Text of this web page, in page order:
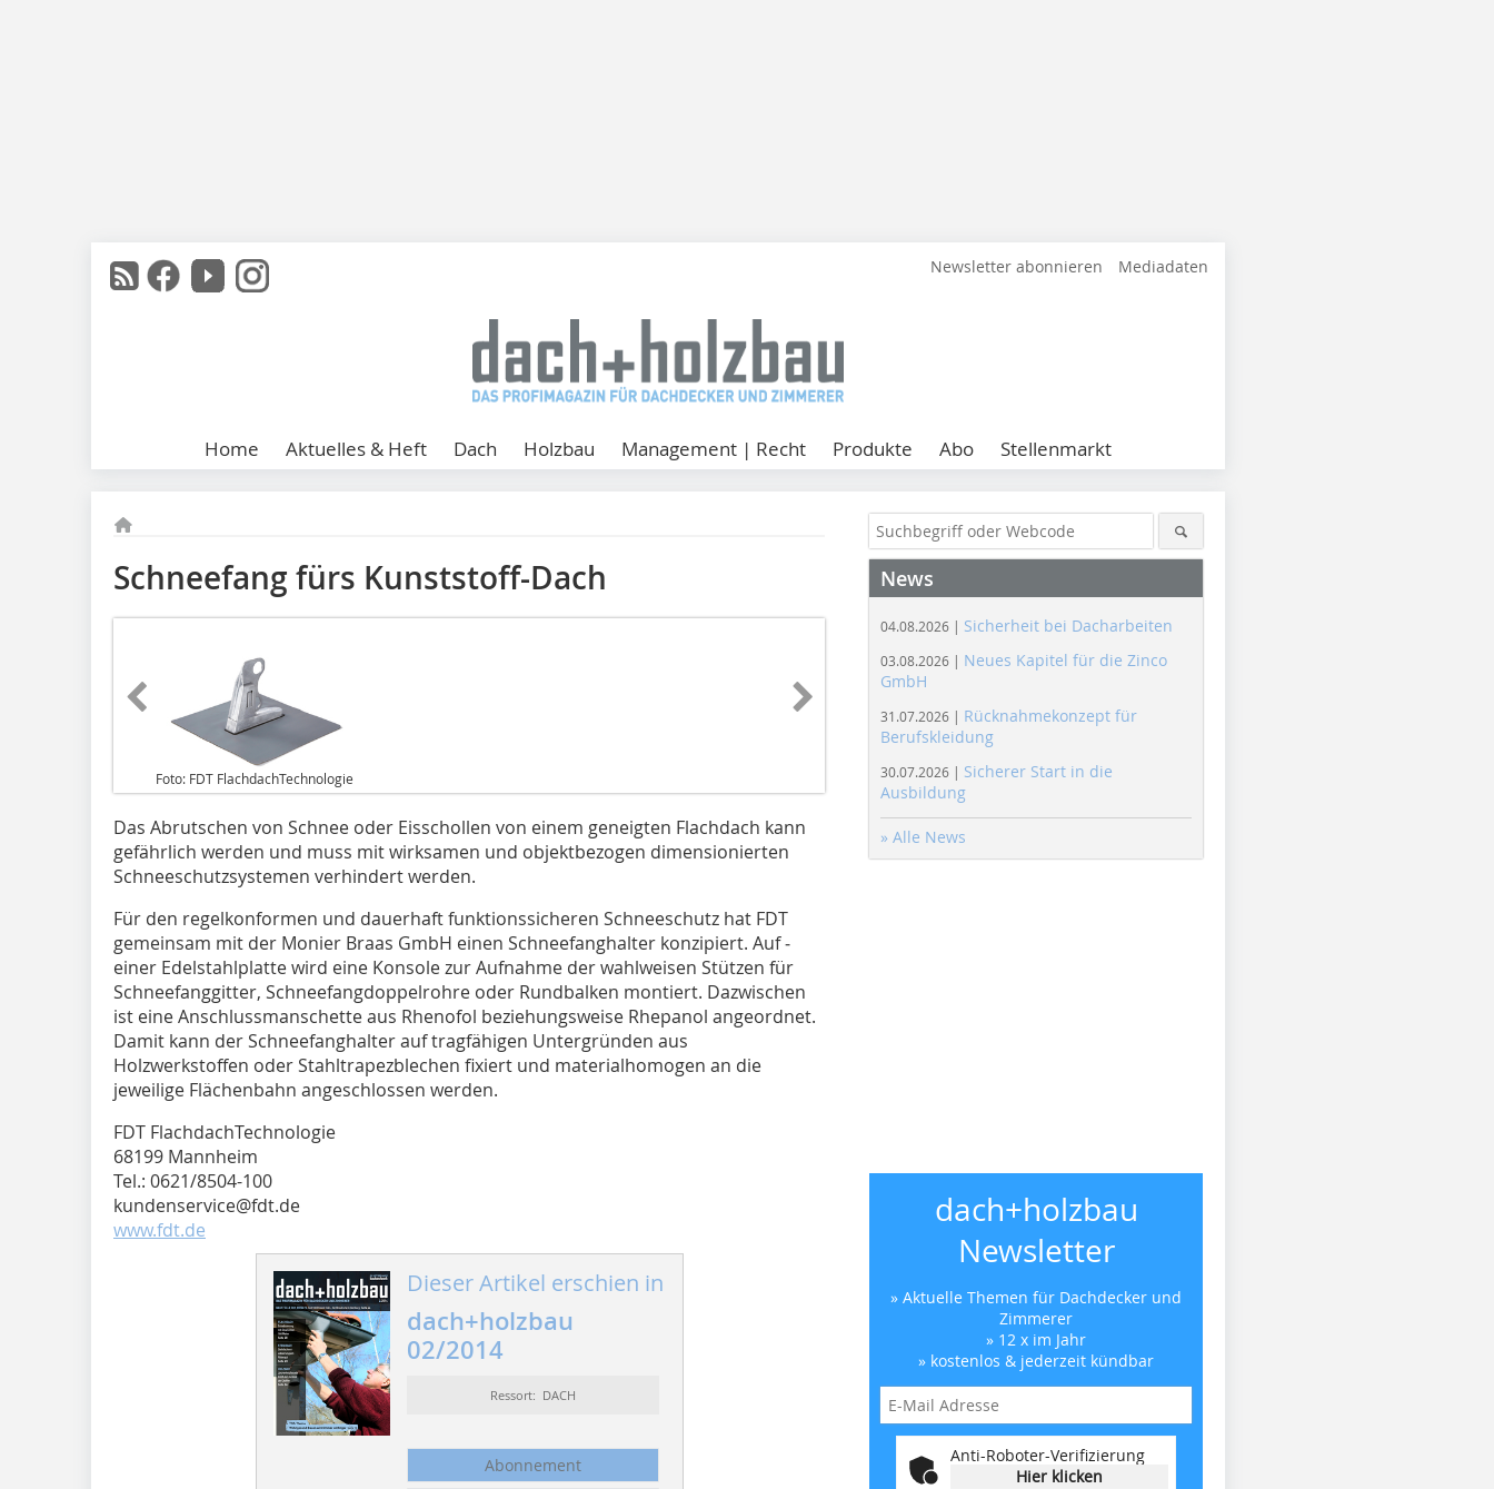
Newsletter abonnieren Mediadaten
Home Aktuelles & Heft Dach Holzbau Management | Recht Produkte Abo Stellenmarkt
Schneefang fürs Kunststoff-Dach
Foto: FDT FlachdachTechnologie
Das Abrutschen von Schnee oder Eisschollen von einem geneigten Flachdach kann
gefährlich werden und muss mit wirksamen und objektbezogen dimensionierten
Schneeschutzsystemen verhindert werden.
Für den regelkonformen und dauerhaft funktionssicheren Schneeschutz hat FDT
gemeinsam mit der Monier Braas GmbH einen Schneefanghalter konzipiert. Auf ­
einer Edelstahlplatte wird eine Konsole zur Aufnahme der wahlweisen Stützen für
Schneefanggitter, Schneefangdoppelrohre oder Rundbalken montiert. Dazwischen
ist eine Anschlussmanschette aus Rhenofol beziehungsweise Rhepanol angeordnet.
Damit kann der Schneefanghalter auf tragfähigen Untergründen aus
Holzwerkstoffen oder Stahltrapezblechen fixiert und materialhomogen an die
jeweilige Flächenbahn angeschlossen werden.
FDT FlachdachTechnologie
68199 Mannheim
Tel.: 0621/8504-100
kundenservice@fdt.de
www.fdt.de
Dieser Artikel erschien in
dach+holzbau
02/2014
Ressort: DACH
Abonnement
News
04.08.2026 | Sicherheit bei Dacharbeiten
03.08.2026 | Neues Kapitel für die Zinco
GmbH
31.07.2026 | Rücknahmekonzept für
Berufskleidung
30.07.2026 | Sicherer Start in die
Ausbildung
» Alle News
dach+holzbau
Newsletter
» Aktuelle Themen für Dachdecker und
Zimmerer
» 12 x im Jahr
» kostenlos & jederzeit kündbar
Anti-Roboter-Verifizierung
Hier klicken